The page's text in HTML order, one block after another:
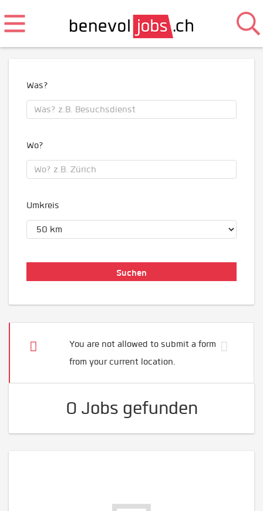
Was?
Wo?
Umkreis
You are not allowed to submit a form
from your current location.
0 Jobs gefunden